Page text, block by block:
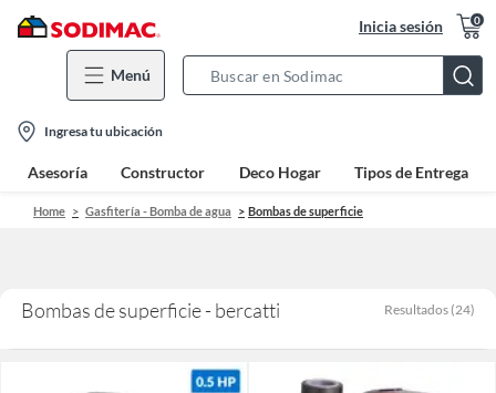
Inicia sesión 0
Menú
Bar
location-
icon
Ingresa tu ubicación
Asesoría Constructor Deco Hogar Tipos de Entrega
Home Gasfitería - Bomba de agua Bombas de superficie
Bombas de superficie - bercatti Resultados (24)